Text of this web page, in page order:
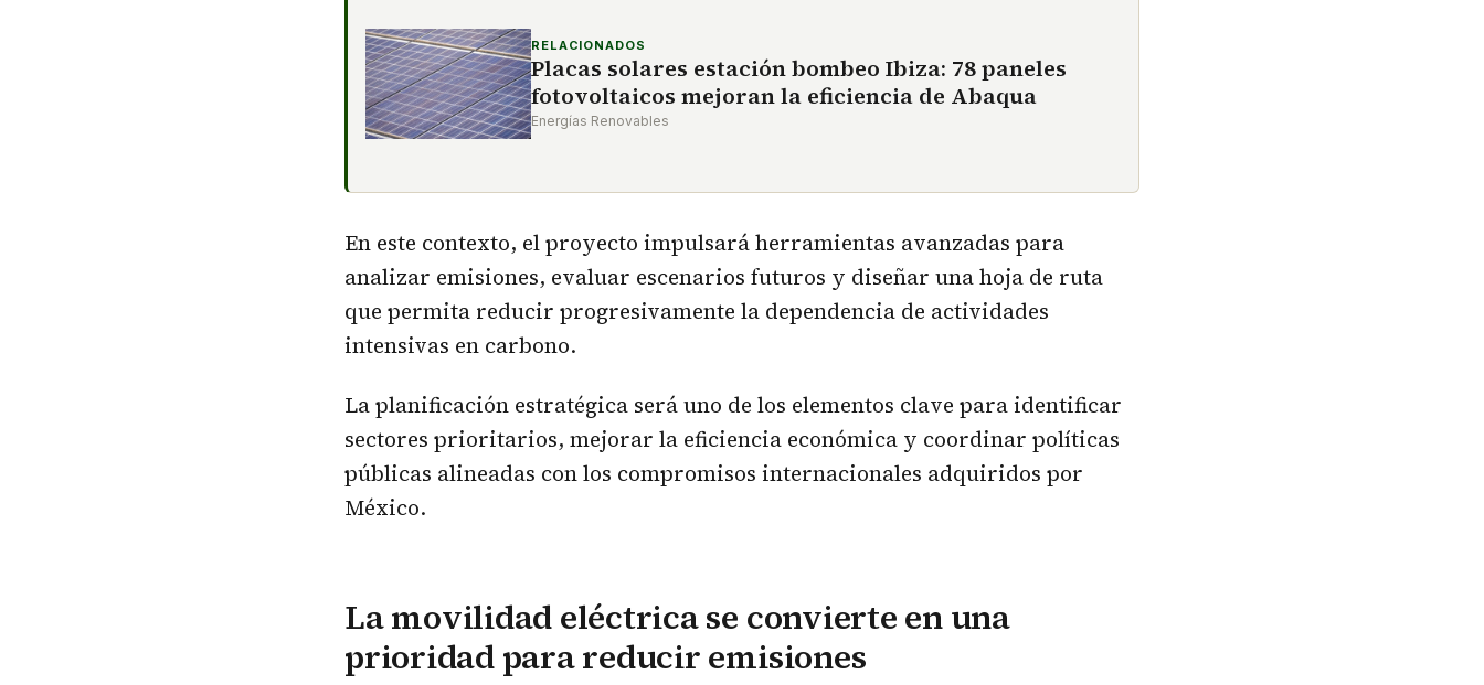
RELACIONADOS
Placas solares estación bombeo Ibiza: 78 paneles
fotovoltaicos mejoran la eficiencia de Abaqua
Energías Renovables
En este contexto, el proyecto impulsará herramientas avanzadas para
analizar emisiones, evaluar escenarios futuros y diseñar una hoja de ruta
que permita reducir progresivamente la dependencia de actividades
intensivas en carbono.
La planificación estratégica será uno de los elementos clave para identificar
sectores prioritarios, mejorar la eficiencia económica y coordinar políticas
públicas alineadas con los compromisos internacionales adquiridos por
México.
La movilidad eléctrica se convierte en una
prioridad para reducir emisiones